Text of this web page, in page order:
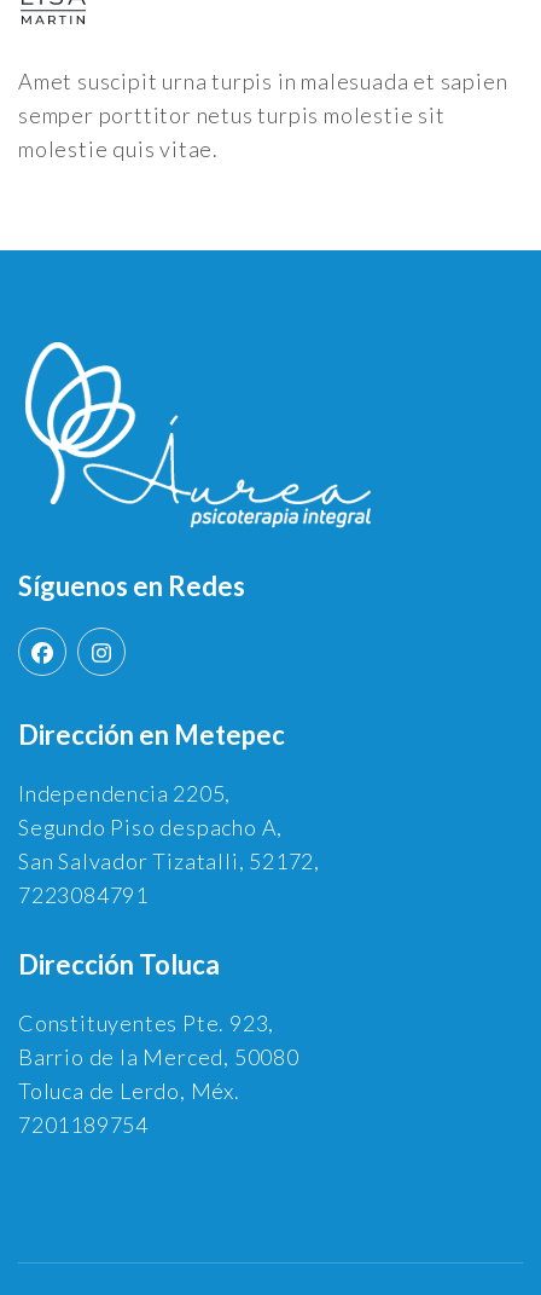
Amet suscipit urna turpis in malesuada et sapien
semper porttitor netus turpis molestie sit
molestie quis vitae.
Síguenos en Redes
Dirección en Metepec
Independencia 2205,
Segundo Piso despacho A,
San Salvador Tizatalli, 52172,
7223084791
Dirección Toluca
Constituyentes Pte. 923,
Barrio de la Merced, 50080
Toluca de Lerdo, Méx.
7201189754